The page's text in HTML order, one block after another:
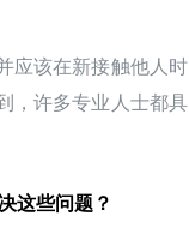
应该在新接触他人时
，许多专业人士都具
这些问题？